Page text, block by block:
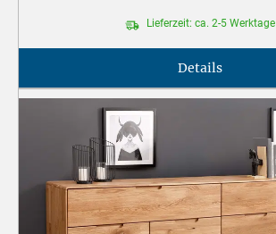
Lieferzeit: ca. 2-5 Werktage
Details